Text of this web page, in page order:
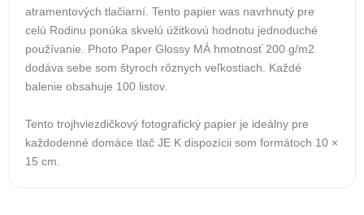
atramentových tlačiarní. Tento papier was navrhnutý pre
celú Rodinu ponúka skvelú úžitkovú hodnotu jednoduché
používanie. Photo Paper Glossy MÁ hmotnosť 200 g/m2
dodáva sebe som štyroch rôznych veľkostiach. Každé
balenie obsahuje 100 listov.
Tento trojhviezdičkový fotografický papier je ideálny pre
každodenné domáce tlač JE K dispozícii som formátoch 10 ×
15 cm.